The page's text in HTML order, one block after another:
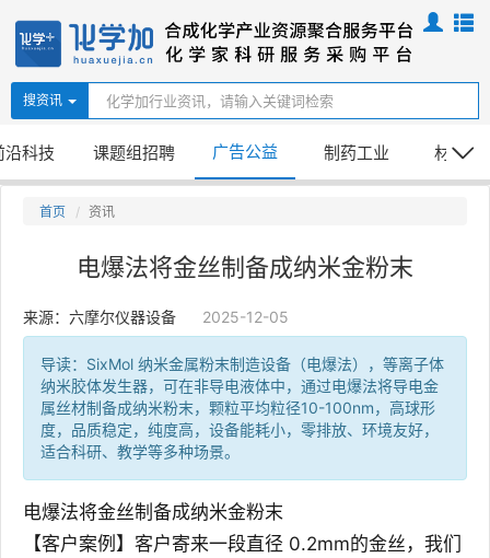
搜资讯
沿科技 课题组招聘 广告公益 制药工业 材料化
首页 资讯
电爆法将金丝制备成纳米金粉末
来源：六摩尔仪器设备 2025-12-05
导读：SixMol 纳米金属粉末制造设备（电爆法），等离子体
纳米胶体发生器，可在非导电液体中，通过电爆法将导电金
属丝材制备成纳米粉末，颗粒平均粒径10-100nm，高球形
度，品质稳定，纯度高，设备能耗小，零排放、环境友好，
适合科研、教学等多种场景。
电爆法将金丝制备成纳米金粉末
【客户案例】客户寄来一段直径 0.2mm的金丝，我们